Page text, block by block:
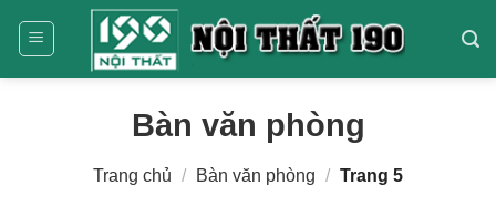
Bàn văn phòng
Trang chủ / Bàn văn phòng / Trang 5